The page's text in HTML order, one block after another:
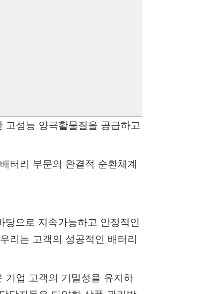
고성능 양극활물질을 공급하고
터리 부문의 완결적 순환체계
으로 지속가능하고 안정적인
리는 고객의 성공적인 배터리
기업 고객의 기밀성을 유지하